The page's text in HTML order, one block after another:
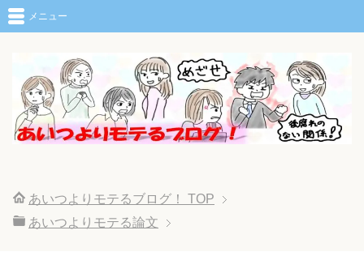
メニュー
あいつよりモテるブログ！
TOP
あいつよりモテる論文